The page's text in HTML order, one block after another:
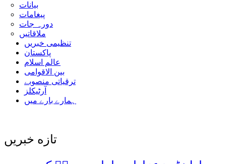
بیانات
پیغامات
دورہ جات
ملاقاتیں
تنظیمی خبریں
پاکستان
عالم اسلام
بین الاقوامی
ترقیاتی منصوبے
آرٹیکلز
ہمارے بارے میں
تازه خبریں